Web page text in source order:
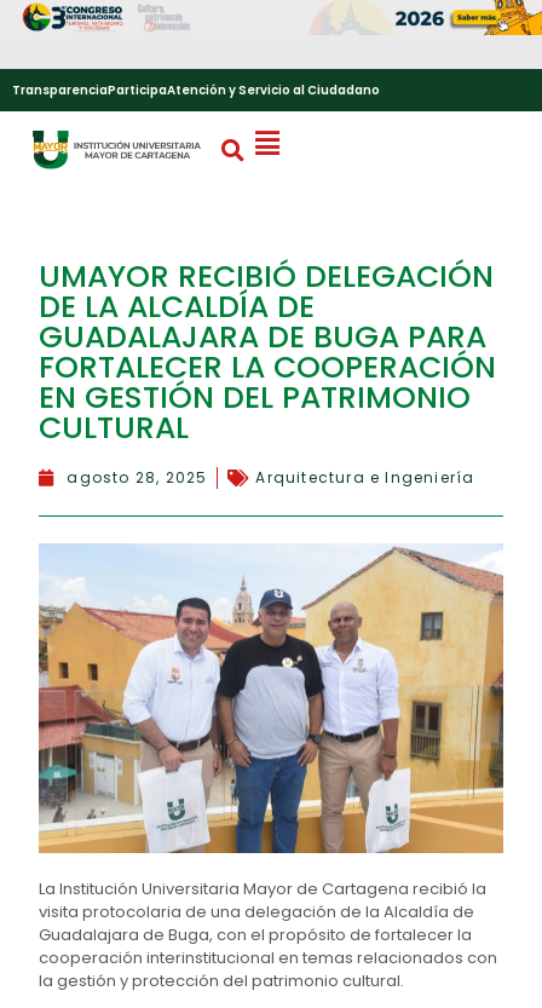
TransparenciaParticipaAtención y Servicio al Ciudadano
UMAYOR RECIBIÓ DELEGACIÓN
DE LA ALCALDÍA DE
GUADALAJARA DE BUGA PARA
FORTALECER LA COOPERACIÓN
EN GESTIÓN DEL PATRIMONIO
CULTURAL
agosto 28, 2025 Arquitectura e Ingeniería
La Institución Universitaria Mayor de Cartagena recibió la
visita protocolaria de una delegación de la Alcaldía de
Guadalajara de Buga, con el propósito de fortalecer la
cooperación interinstitucional en temas relacionados con
la gestión y protección del patrimonio cultural.